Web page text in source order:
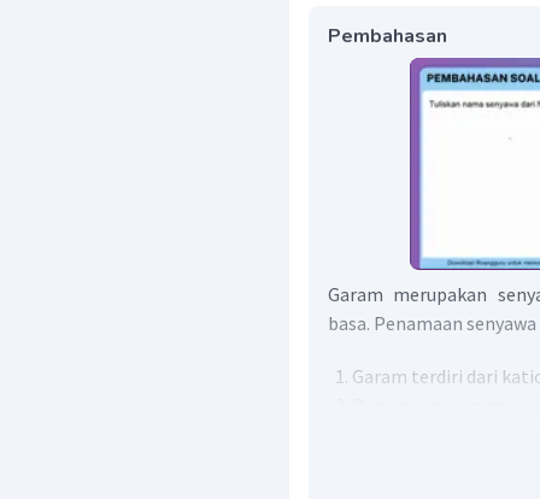
Pembahasan
Garam merupakan
basa. Penamaan
Garam terdiri dari
Khusus kation dari